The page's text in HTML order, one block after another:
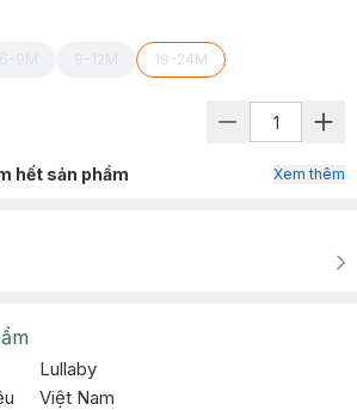
6-9M 9-12M 18-24M
hết sản phẩm Xem thêm
Lullaby
Việt Nam